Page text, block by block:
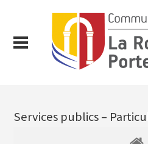
Services publics –